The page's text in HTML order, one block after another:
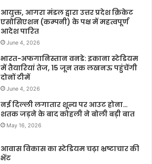
आयुक्त, आगरा मंडल द्वारा उत्तर प्रदेश क्रिकेट
एसोसिएशन (कम्पनी) के पक्ष में महत्वपूर्ण
आदेश पारित
June 4, 2026
भारत-अफगानिस्तान वनडे: इकाना स्टेडियम
में तैयारियां तेज, 15 जून तक लखनऊ पहुंचेंगी
दोनों टीमें
June 4, 2026
नई दिल्ली लगातार शून्य पर आउट होना…
शतक जड़ने के बाद कोहली ने बोली बड़ी बात
May 16, 2026
आवास विकास का स्टेडियम चढ़ा भ्रष्टाचार की
भेंट